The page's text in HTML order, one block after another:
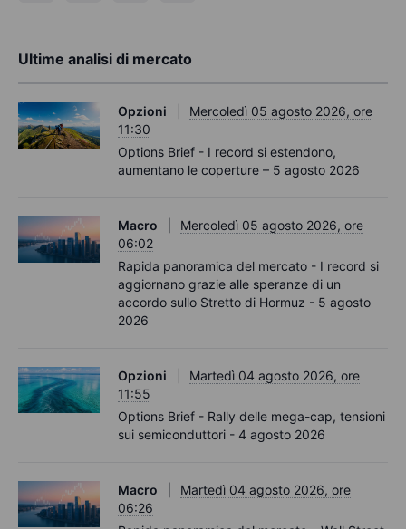
Ultime analisi di mercato
Opzioni
Mercoledì 05 agosto 2026, ore
11:30
Options Brief - I record si estendono,
aumentano le coperture – 5 agosto 2026
Macro
Mercoledì 05 agosto 2026, ore
06:02
Rapida panoramica del mercato - I record si
aggiornano grazie alle speranze di un
accordo sullo Stretto di Hormuz - 5 agosto
2026
Opzioni
Martedì 04 agosto 2026, ore
11:55
Options Brief - Rally delle mega-cap, tensioni
sui semiconduttori - 4 agosto 2026
Macro
Martedì 04 agosto 2026, ore
06:26